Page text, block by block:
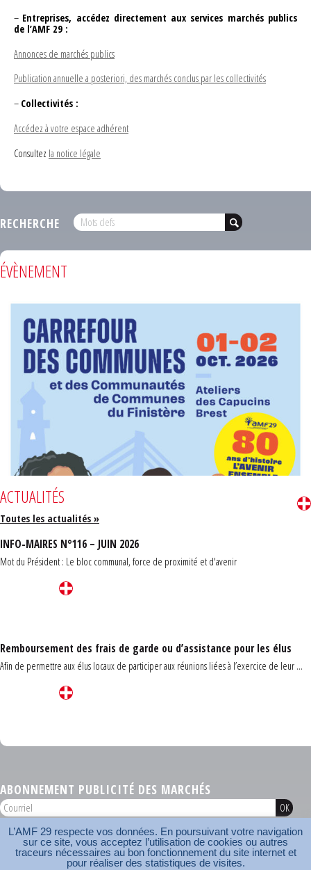
– Entreprises, accédez directement aux services marchés publics
de l’AMF 29 :
Annonces de marchés publics
Publication annuelle a posteriori, des marchés conclus par les collectivités
– Collectivités :
Accédez à votre espace adhérent
Consultez la notice légale
RECHERCHE
ÉVÈNEMENT
ACTUALITÉS
Toutes les actualités »
INFO-MAIRES N°116 – JUIN 2026
Mot du Président : Le bloc communal, force de proximité et d'avenir
Remboursement des frais de garde ou d’assistance pour les élus
Afin de permettre aux élus locaux de participer aux réunions liées à l’exercice de leur ...
ABONNEMENT PUBLICITÉ DES MARCHÉS
AMF 29 © 2026
Plan du site Nos coordonnées Mentions légales
Contact
L’AMF 29 respecte vos données. En poursuivant votre navigation
sur ce site, vous acceptez l’utilisation de cookies ou autres
traceurs nécessaires au bon fonctionnement du site internet et
pour réaliser des statistiques de visites.